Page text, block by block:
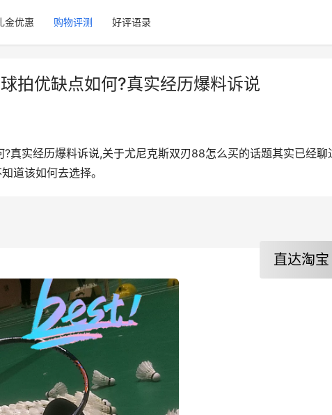
金优惠 购物评测 好评语录
拍优缺点如何?真实经历爆料诉说
真实经历爆料诉说,关于尤尼克斯双刃88怎么买的话题其实已经聊
道该如何去选择。
直达淘宝